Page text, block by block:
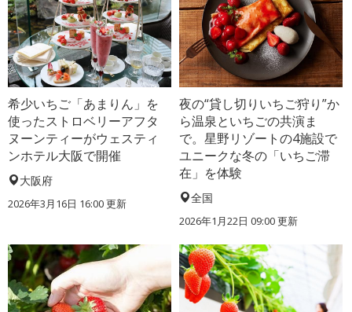
希少いちご「あまりん」を
使ったストロベリーアフタ
ヌーンティーがウェスティ
ンホテル大阪で開催
大阪府
2026年3月16日 16:00 更新
夜の“貸し切りいちご狩り”か
ら温泉といちごの共演ま
で。星野リゾートの4施設で
ユニークな冬の「いちご滞
在」を体験
全国
2026年1月22日 09:00 更新